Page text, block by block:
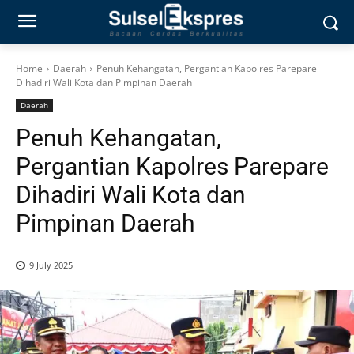
Home Daerah
Penuh Kehangatan, Pergantian Kapolres Parepare
Dihadiri Wali Kota dan Pimpinan Daerah
Daerah
Penuh Kehangatan,
Pergantian Kapolres Parepare
Dihadiri Wali Kota dan
Pimpinan Daerah
9 July 2025